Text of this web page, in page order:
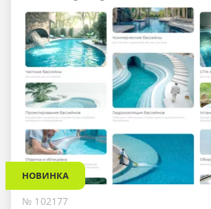
НОВИНКА
№ 102177